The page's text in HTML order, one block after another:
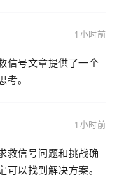
1小时前
信号文章提供了一个
。
1小时前
救信号问题和挑战确
以找到解决方案。